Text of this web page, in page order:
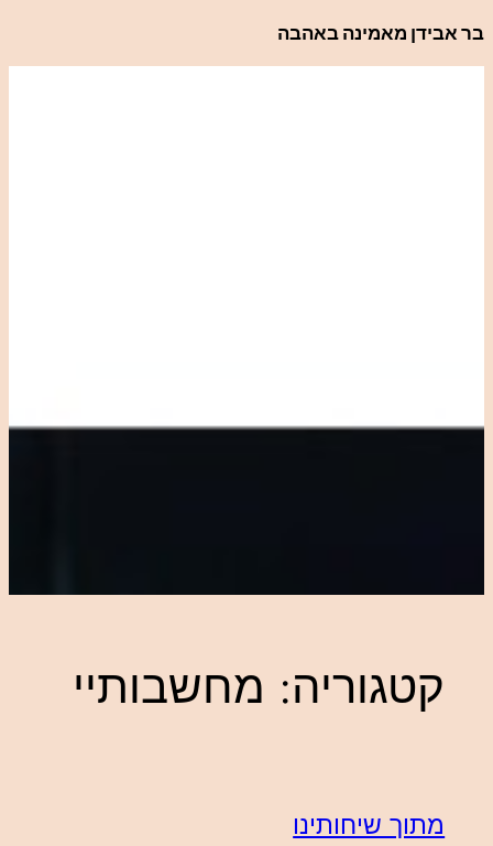
לדלג
בר אבידן מאמינה באהבה
קטגוריה: מחשבותיי
מתוך שיחותינו